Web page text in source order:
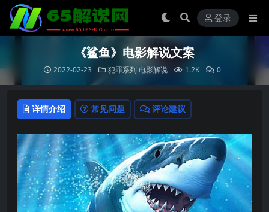
登录
《鲨鱼》电影解说文案
2022-02-23 犯罪系列 电影解说 1.2K 0
详情介绍 常见问题 评论建议